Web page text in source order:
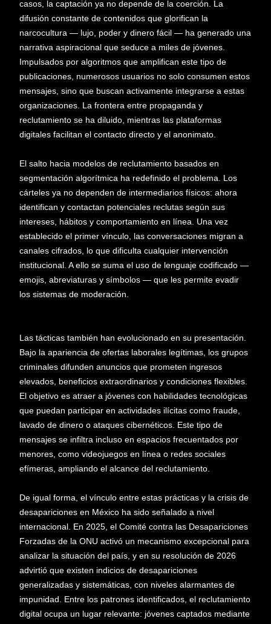
casos, la captación ya no depende de la coerción. La
difusión constante de contenidos que glorifican la
narcocultura — lujo, poder y dinero fácil — ha generado una
narrativa aspiracional que seduce a miles de jóvenes.
Impulsados por algoritmos que amplifican este tipo de
publicaciones, numerosos usuarios no solo consumen estos
mensajes, sino que buscan activamente integrarse a estas
organizaciones. La frontera entre propaganda y
reclutamiento se ha diluido, mientras las plataformas
digitales facilitan el contacto directo y el anonimato.
El salto hacia modelos de reclutamiento basados en
segmentación algorítmica ha redefinido el problema. Los
cárteles ya no dependen de intermediarios físicos: ahora
identifican y contactan potenciales reclutas según sus
intereses, hábitos y comportamiento en línea. Una vez
establecido el primer vínculo, las conversaciones migran a
canales cifrados, lo que dificulta cualquier intervención
institucional. A ello se suma el uso de lenguaje codificado —
emojis, abreviaturas y símbolos — que les permite evadir
los sistemas de moderación.
Las tácticas también han evolucionado en su presentación.
Bajo la apariencia de ofertas laborales legítimas, los grupos
criminales difunden anuncios que prometen ingresos
elevados, beneficios extraordinarios y condiciones flexibles.
El objetivo es atraer a jóvenes con habilidades tecnológicas
que puedan participar en actividades ilícitas como fraude,
lavado de dinero o ataques cibernéticos. Este tipo de
mensajes se infiltra incluso en espacios frecuentados por
menores, como videojuegos en línea o redes sociales
efímeras, ampliando el alcance del reclutamiento.
De igual forma, el vínculo entre estas prácticas y la crisis de
desapariciones en México ha sido señalado a nivel
internacional. En 2025, el Comité contra las Desapariciones
Forzadas de la ONU activó un mecanismo excepcional para
analizar la situación del país, y en su resolución de 2026
advirtió que existen indicios de desapariciones
generalizadas y sistemáticas, con niveles alarmantes de
impunidad. Entre los patrones identificados, el reclutamiento
digital ocupa un lugar relevante: jóvenes captados mediante